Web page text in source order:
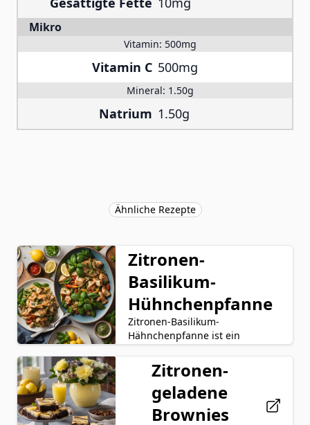
Mikro
Vitamin: 500mg
Vitamin C 500mg
Mineral: 1.50g
Natrium 1.50g
Ähnliche Rezepte
Zitronen-
Basilikum-
Hühnchenpfanne
Zitronen-Basilikum-
Hähnchenpfanne ist ein
schmackhaftes Gericht, das
zarte Hähnchenstreifen mit
spritziger Zitrone,
aromatischem Basilikum und
herzhafter Sojasauce
Huhn
Zitronen
Basilikum
Sojasoße
Olivenöl
Knoblauch
Zitronen-
geladene
Brownies